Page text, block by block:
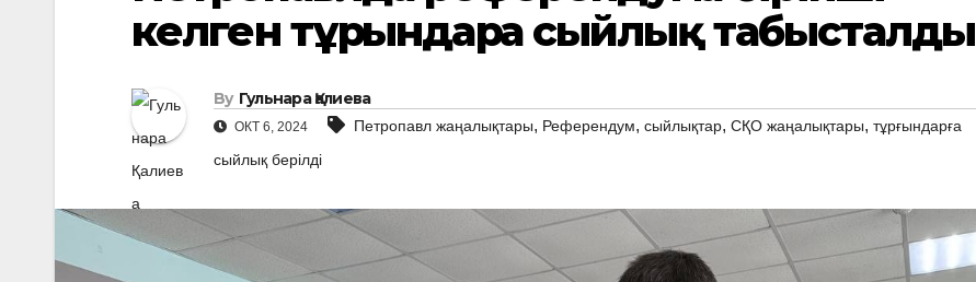
келген тұрғындарға сыйлық табысталды
By Гульнара Қалиева
ОКТ 6, 2024 Петропавл жаңалықтары, Референдум, сыйлықтар, СҚО жаңалықтары, тұрғындарға
сыйлық берілді